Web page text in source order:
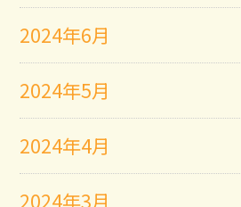
2024年6月
2024年5月
2024年4月
2024年3月